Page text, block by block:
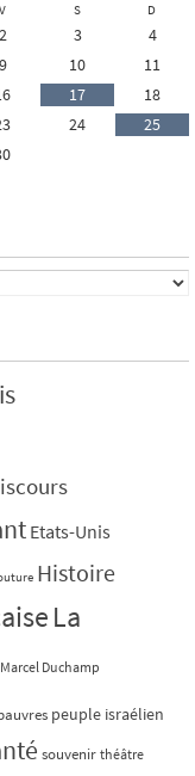
V S D
2 3
4
9 10
11
17
18
24
25
Etats-Unis
Histoire
La
Marcel Duchamp
peuple israélien
souvenir théâtre